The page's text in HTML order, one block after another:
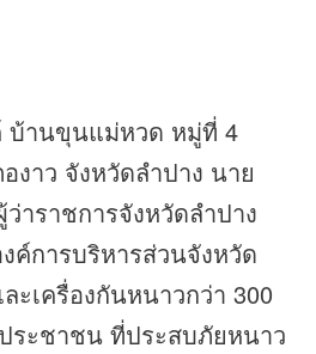
บ้านขุนแม่หวด หมู่ที่ 4
งาว จังหวัดลำปาง นาย
าราชการจังหวัดลำปาง
ค์การบริหารส่วนจังหวัด
ะเครื่องกันหนาวกว่า 300
ระชาชน ที่ประสบภัยหนาว